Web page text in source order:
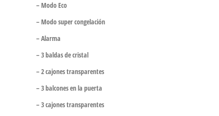
– Modo Eco
– Modo super congelación
– Alarma
– 3 baldas de cristal
– 2 cajones transparentes
– 3 balcones en la puerta
– 3 cajones transparentes